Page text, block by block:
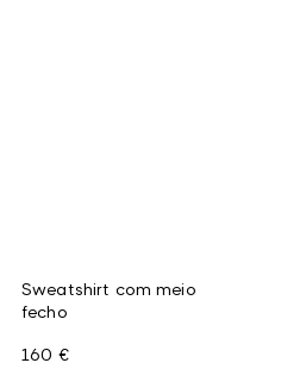
Sweatshirt com meio
fecho
160 €